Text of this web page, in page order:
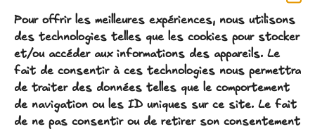
Pour offrir les meilleures expériences, nous utilisons
des technologies telles que les cookies pour stocker
et/ou accéder aux informations des appareils. Le
fait de consentir à ces technologies nous permettra
de traiter des données telles que le comportement
de navigation ou les ID uniques sur ce site. Le fait
de ne pas consentir ou de retirer son consentement
des murs en pierre sèche,
des amandiers et des
oliviers, créant un véritable
paradis pour les papillons,
les oiseaux, les fleurs, les